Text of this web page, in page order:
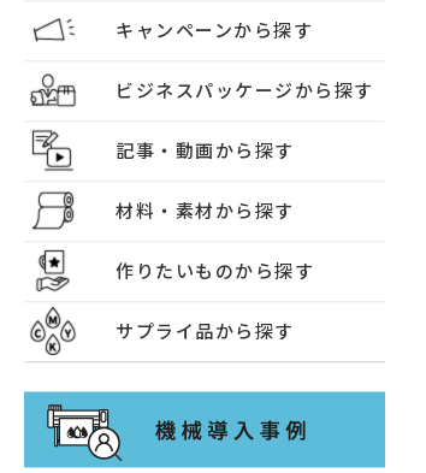
キャンペーンから探す
ビジネスパッケージから探す
記事・動画から探す
材料・素材から探す
作りたいものから探す
サプライ品から探す